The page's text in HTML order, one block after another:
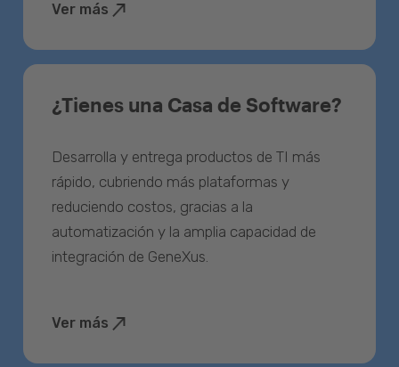
Ver más
¿Tienes una Casa de Software?
Desarrolla y entrega productos de TI más
rápido, cubriendo más plataformas y
reduciendo costos, gracias a la
automatización y la amplia capacidad de
integración de GeneXus.
Ver más